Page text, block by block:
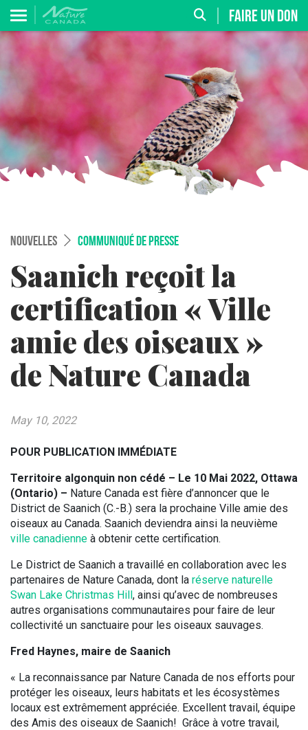
FAIRE UN DON
NOUVELLES COMMUNIQUÉ DE PRESSE
Saanich reçoit la
certification « Ville
amie des oiseaux »
de Nature Canada
May 10, 2022
POUR PUBLICATION IMMÉDIATE
Territoire algonquin non cédé – Le 10 Mai 2022, Ottawa
(Ontario) – Nature Canada est fière d’annoncer que le
District de Saanich (C.-B.) sera la prochaine Ville amie des
oiseaux au Canada. Saanich deviendra ainsi la neuvième
ville canadienne à obtenir cette certification.
Le District de Saanich a travaillé en collaboration avec les
partenaires de Nature Canada, dont la réserve naturelle
Swan Lake Christmas Hill, ainsi qu’avec de nombreuses
autres organisations communautaires pour faire de leur
collectivité un sanctuaire pour les oiseaux sauvages.
Fred Haynes, maire de Saanich
« La reconnaissance par Nature Canada de nos efforts pour
protéger les oiseaux, leurs habitats et les écosystèmes
locaux est extrêmement appréciée. Excellent travail, équipe
des Amis des oiseaux de Saanich! Grâce à votre travail,